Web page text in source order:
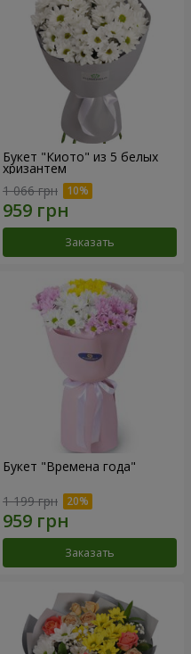
Букет "Киото" из 5 белых
хризантем
1 066 грн
Заказать
Букет "Времена года"
1 199 грн
Заказать